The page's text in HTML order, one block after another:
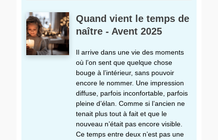
Quand vient le temps de
naître - Avent 2025
Il arrive dans une vie des moments
où l’on sent que quelque chose
bouge à l’intérieur, sans pouvoir
encore le nommer. Une impression
diffuse, parfois inconfortable, parfois
pleine d’élan. Comme si l’ancien ne
tenait plus tout à fait et que le
nouveau n’était pas encore visible.
Ce temps entre deux n’est pas une